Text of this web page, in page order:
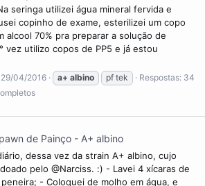
seringa utilizei água mineral fervida e
copinho de exame, esterilizei um copo
alcool 70% pra preparar a solução de
vez utilizo copos de PP5 e já estou
29/04/2016 a+ albino pf tek
Respostas: 34
de Painço - A+ albino
dessa vez da strain A+ albino, cujo
pelo @Narciss. :) - Lavei 4 xícaras de
- Coloquei de molho em água, e